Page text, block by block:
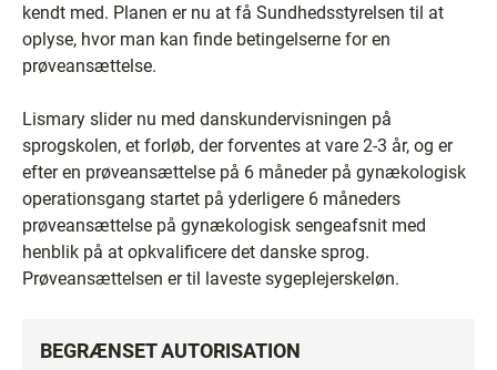
kendt med. Planen er nu at få Sundhedsstyrelsen til at
oplyse, hvor man kan finde betingelserne for en
prøveansættelse.
Lismary slider nu med danskundervisningen på
sprogskolen, et forløb, der forventes at vare 2-3 år, og er
efter en prøveansættelse på 6 måneder på gynækologisk
operationsgang startet på yderligere 6 måneders
prøveansættelse på gynækologisk sengeafsnit med
henblik på at opkvalificere det danske sprog.
Prøveansættelsen er til laveste sygeplejerskeløn.
BEGRÆNSET AUTORISATION